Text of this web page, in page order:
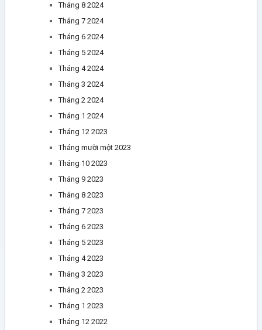
Tháng 8 2024
Tháng 7 2024
Tháng 6 2024
Tháng 5 2024
Tháng 4 2024
Tháng 3 2024
Tháng 2 2024
Tháng 1 2024
Tháng 12 2023
Tháng mười một 2023
Tháng 10 2023
Tháng 9 2023
Tháng 8 2023
Tháng 7 2023
Tháng 6 2023
Tháng 5 2023
Tháng 4 2023
Tháng 3 2023
Tháng 2 2023
Tháng 1 2023
Tháng 12 2022